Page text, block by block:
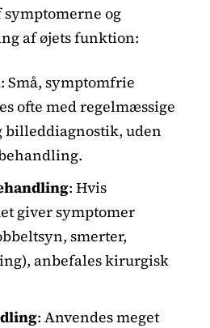
og
af øjets funktion:
: Små, symptomfrie
ofte med regelmæssige
billeddiagnostik, uden
: Hvis
giver symptomer
smerter,
anbefales kirurgisk
: Anvendes meget